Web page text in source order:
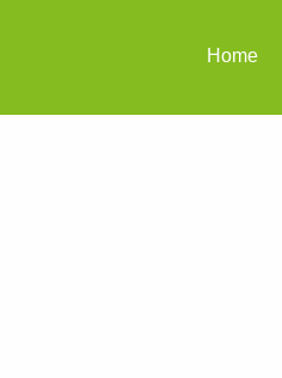
Home